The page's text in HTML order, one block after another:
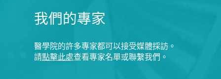
我們的專家
醫學院的許多專家都可以接受媒體採訪。
請點擊此處查看專家名單或聯繫我們。